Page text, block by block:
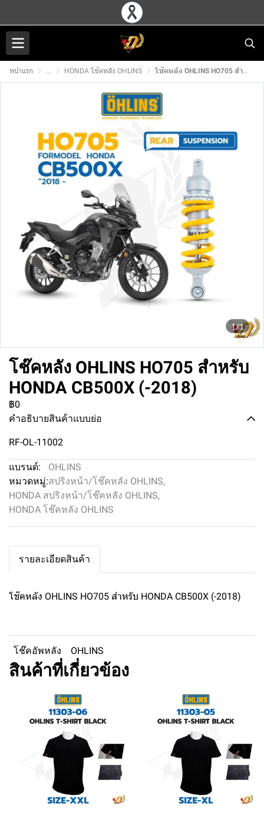
หน้าแรก ... HONDA โช๊คหลัง OHLINS โช๊คหลัง OHLINS HO705 สำหรับ HONDA CB500X (-2018)
1/1
โช๊คหลัง OHLINS HO705 สำหรับ
HONDA CB500X (-2018)
฿0
คำอธิบายสินค้าแบบย่อ
RF-OL-11002
แบรนด์:
OHLINS
หมวดหมู่:สปริงหน้า/โช๊คหลัง OHLINS,
HONDA สปริงหน้า/โช๊คหลัง OHLINS,
HONDA โช๊คหลัง OHLINS
รายละเอียดสินค้า
โช๊คหลัง OHLINS HO705 สำหรับ HONDA CB500X (-2018)
โช๊คอัพหลัง OHLINS
สินค้าที่เกี่ยวข้อง